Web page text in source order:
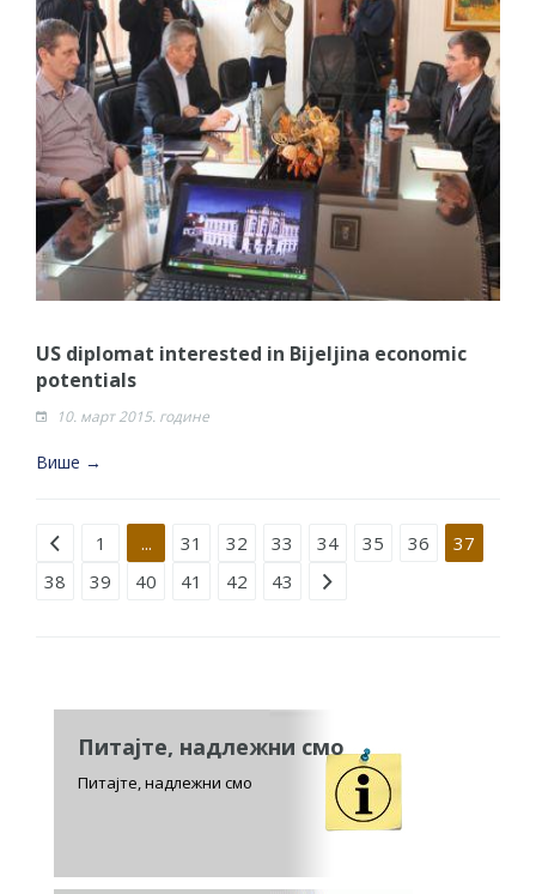
US diplomat interested in Bijeljina economic
potentials
10. март 2015. године
Више →
Strana 37 od 43
1 ... 31 32 33 34 35 36
37
38
39 40 41 42 43
Питајте, надлежни смо
Питајте, надлежни смо